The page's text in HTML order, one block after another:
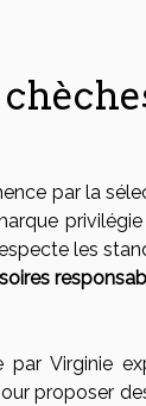
par la
les
par Virginie
proposer